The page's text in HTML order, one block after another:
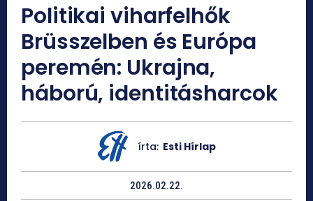
Politikai viharfelhők
Brüsszelben és Európa
peremén: Ukrajna,
háború, identitásharcok
írta: Esti Hírlap
2026.02.22.